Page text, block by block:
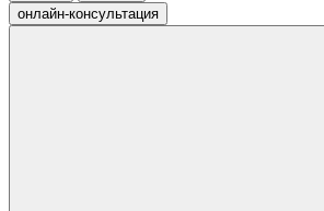
онлайн-консультация